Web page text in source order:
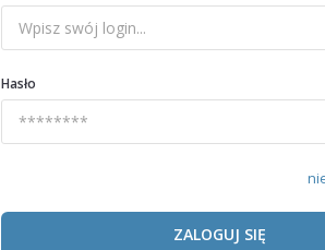
Hasło
ZALOGUJ SIĘ